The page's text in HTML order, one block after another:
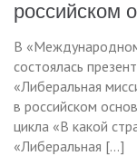
российском
В
состоялась
«Либеральная
в российском
цикла «В какой
«Либеральная […]